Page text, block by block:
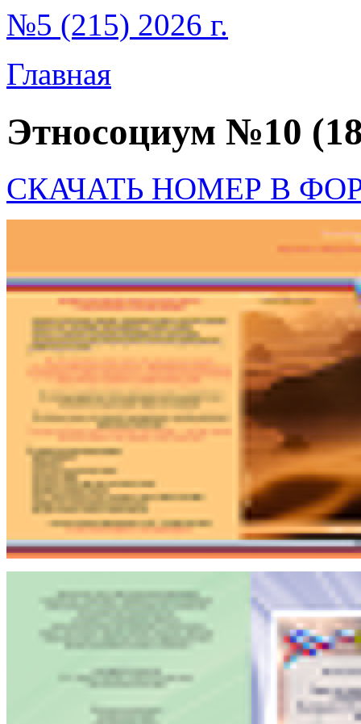
№5 (215) 2026 г.
Главная
Этносоциум №10
СКАЧАТЬ НОМЕР В